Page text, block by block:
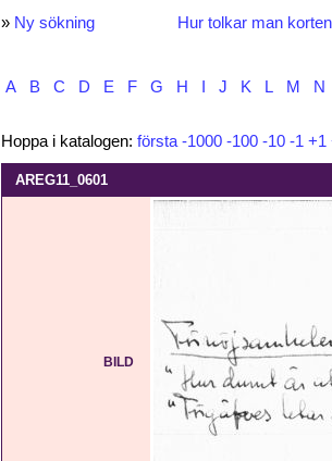
» Ny sökning Hur tolkar man
A B C D E F G H J K L M N
Hoppa i katalogen: första -1000 -100 -10 -1 +1
AREG11_0601
BILD